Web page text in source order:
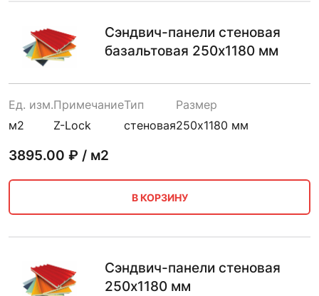
Сэндвич-панели стеновая
базальтовая 250х1180 мм
Ед. изм.
м2
Примечание
Z-Lock
Тип
стеновая
Размер
250х1180 мм
3895.00 ₽ / м2
В КОРЗИНУ
Сэндвич-панели стеновая
250х1180 мм